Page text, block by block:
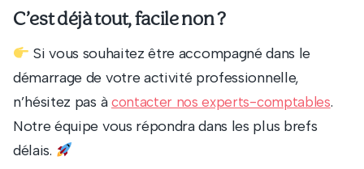
C’est déjà tout, facile non ?
Si vous souhaitez être accompagné dans le
démarrage de votre activité professionnelle,
n’hésitez pas à contacter nos experts-comptables.
Notre équipe vous répondra dans les plus brefs
délais.